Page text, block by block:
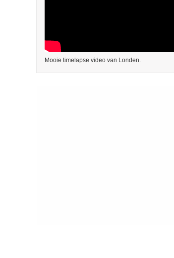
Mooie timelapse video van Londen.